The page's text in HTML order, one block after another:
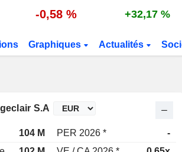
-0,58 % +32,17 %
Graphiques Actualités
S.A
104 M PER 2026 *
-